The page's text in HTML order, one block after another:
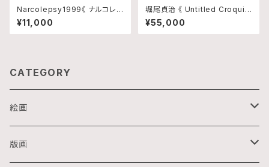
Narcolepsy1999《 ナルコレプ
シー 》 TYPE-A
¥11,000
堀尾貞治 《 Untitled Croquis
1 》
¥55,000
CATEGORY
絵画
油画
版画